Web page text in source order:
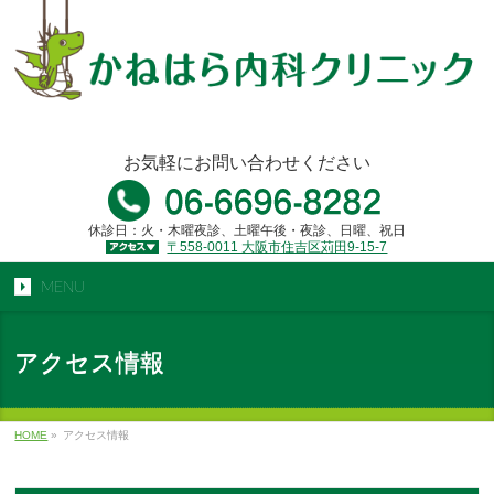
お気軽にお問い合わせください
休診日：火・木曜夜診、土曜午後・夜診、日曜、祝日
〒558-0011 大阪市住吉区苅田9-15-7
MENU
アクセス情報
HOME » アクセス情報